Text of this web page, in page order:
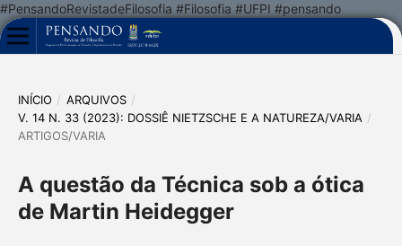
#PensandoRevistadeFilosofia #Filosofia #UFPI #pensando
INÍCIO / ARQUIVOS /
V. 14 N. 33 (2023): DOSSIÊ NIETZSCHE E A NATUREZA/VARIA /
ARTIGOS/VARIA
A questão da Técnica sob a ótica
de Martin Heidegger